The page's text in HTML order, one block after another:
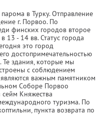
в Турку. Отправление
г. Порвоо. По
финских городов второе
13 - 14 вв. Статус города
это город
достопримечательностью
Те здания, которые мы
с соблюдением
важным памятником
Соборе Порвоо
Княжества
туризма. По
пункта возврата по